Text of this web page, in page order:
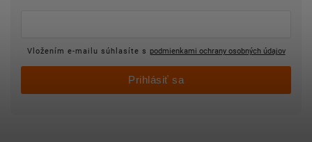
Vložením e-mailu súhlasíte s podmienkami ochrany osobných údajov
Prihlásiť sa